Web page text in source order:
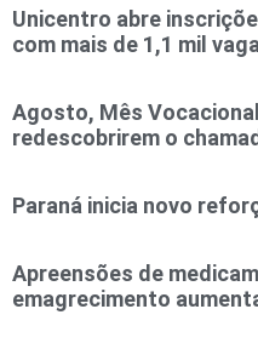
Unicentro abre
com mais de 1,1 mil
Agosto, Mês
redescobrirem o
Paraná inicia novo
Apreensões de
emagrecimento